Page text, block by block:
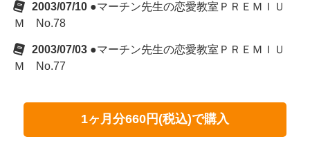
2003/07/10 ●マーチン先生の恋愛教室ＰＲＥＭＩＵ
Ｍ No.78
2003/07/03 ●マーチン先生の恋愛教室ＰＲＥＭＩＵ
Ｍ No.77
1ヶ月分660円(税込)で購入